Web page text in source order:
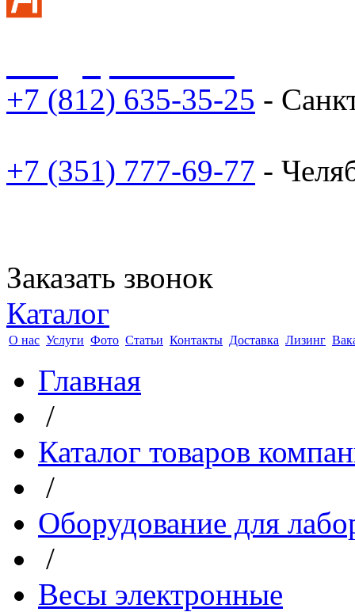
+7 (812) 635-35-25 -
+7 (351) 777-69-77 -
Заказать звонок
Каталог
О нас Услуги Фото Статьи Контакты Доставка Лизинг
Главная
/
Каталог товаров
/
Оборудование для
/
Весы электронные